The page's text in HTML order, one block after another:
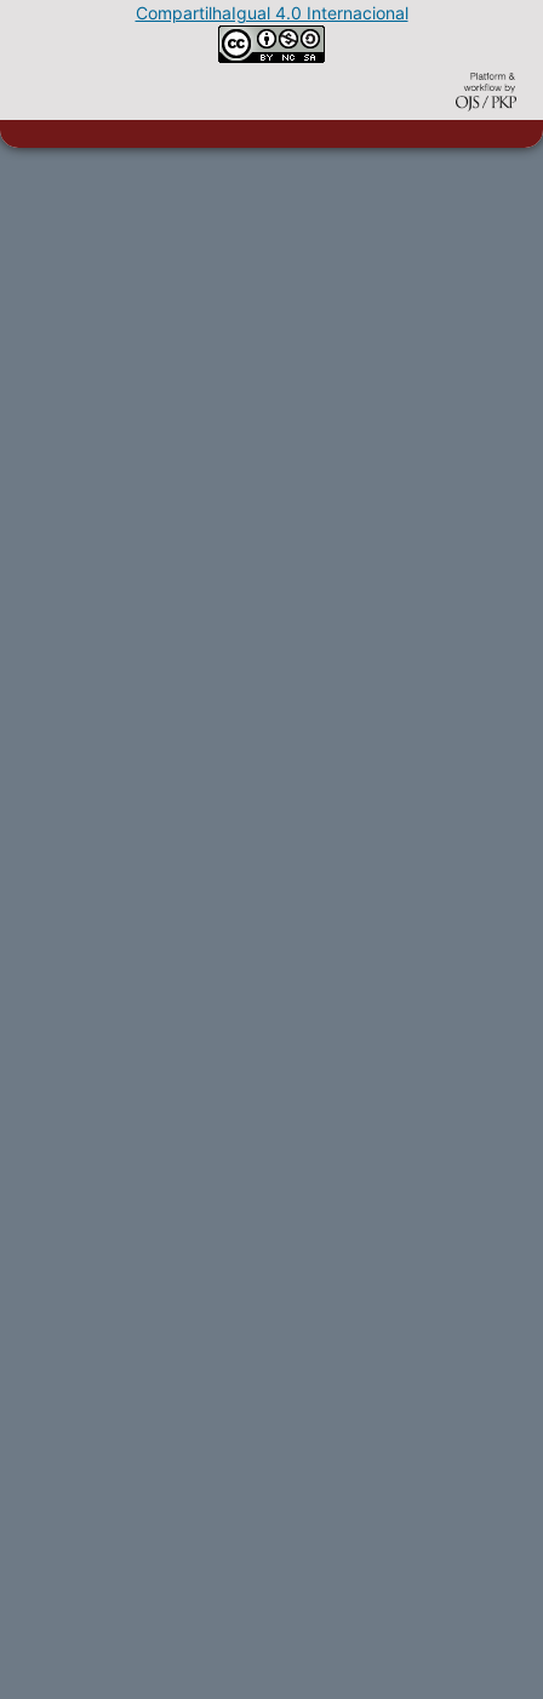
CompartilhaIgual 4.0 Internacional